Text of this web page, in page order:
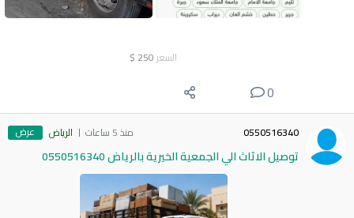
السعر 250
$
0
0550516340 منذ 5 ساعات الرياض عرض
توصيل الاثاث الي الجمعية الخيرية بالرياض 0550516340